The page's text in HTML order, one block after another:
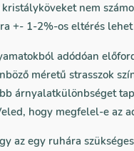
nem
+- 1-2%-os eltérés
adódóan
méretű strasszok
árnyalatkülönbséget
hogy megfelel-e az
az egy ruhára